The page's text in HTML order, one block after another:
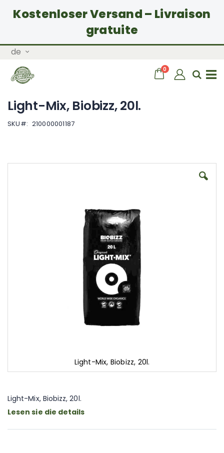
Kostenloser Versand – Livraison
gratuite
Zum
springen
Sprache
de
Wagen
0 Artikel
Zum
Light-Mix, Biobizz, 20l.
der
Bildgalerie
springen
Light-Mix, Biobizz, 20l.
SKU 210000001187
Light-Mix, Biobizz, 20l.
Lesen sie die details